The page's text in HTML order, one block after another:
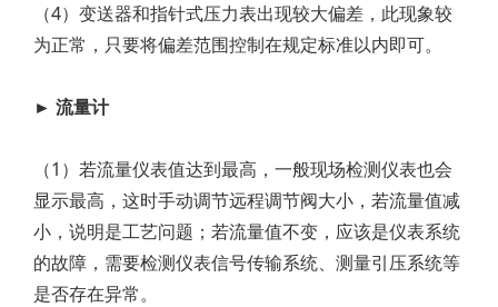
（4）变送器和指针式压力表出现较大偏差，此现象较
为正常，只要将偏差范围控制在规定标准以内即可。
► 流量计
（1）若流量仪表值达到最高，一般现场检测仪表也会
显示最高，这时手动调节远程调节阀大小，若流量值减
小，说明是工艺问题；若流量值不变，应该是仪表系统
的故障，需要检测仪表信号传输系统、测量引压系统等
是否存在异常。